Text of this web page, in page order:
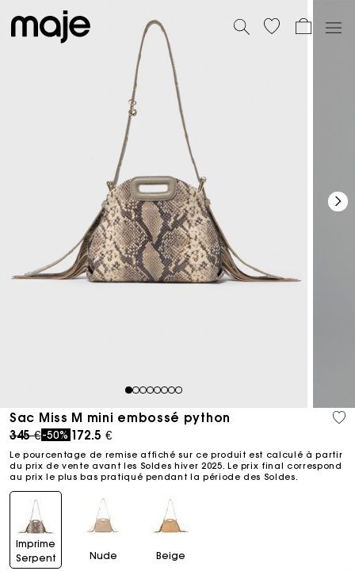
12345678
Sac Miss M mini embossé python
Price reduced from
345 €to
-50% 172.5 €
Le pourcentage de remise affiché sur ce produit est calculé à partir
du prix de vente avant les Soldes hiver 2025. Le prix final correspond
au prix le plus bas pratiqué pendant la période des Soldes.​
Imprime
Serpent
Nude Beige